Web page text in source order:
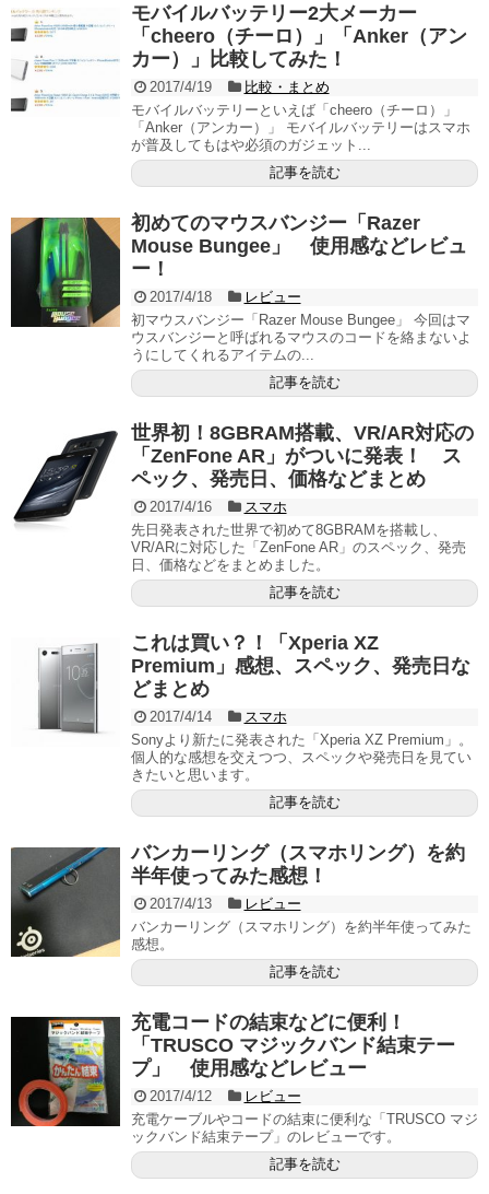
モバイルバッテリー2大メーカー
「cheero（チーロ）」「Anker（アン
カー）」比較してみた！
2017/4/19
比較・まとめ
モバイルバッテリーといえば「cheero（チーロ）」
「Anker（アンカー）」 モバイルバッテリーはスマホ
が普及してもはや必須のガジェット...
記事を読む
初めてのマウスバンジー「Razer
Mouse Bungee」 使用感などレビュ
ー！
2017/4/18
レビュー
初マウスバンジー「Razer Mouse Bungee」 今回はマ
ウスバンジーと呼ばれるマウスのコードを絡まないよ
うにしてくれるアイテムの...
記事を読む
世界初！8GBRAM搭載、VR/AR対応の
「ZenFone AR」がついに発表！ ス
ペック、発売日、価格などまとめ
2017/4/16
スマホ
先日発表された世界で初めて8GBRAMを搭載し、
VR/ARに対応した「ZenFone AR」のスペック、発売
日、価格などをまとめました。
記事を読む
これは買い？！「Xperia XZ
Premium」感想、スペック、発売日な
どまとめ
2017/4/14
スマホ
Sonyより新たに発表された「Xperia XZ Premium」。
個人的な感想を交えつつ、スペックや発売日を見てい
きたいと思います。
記事を読む
バンカーリング（スマホリング）を約
半年使ってみた感想！
2017/4/13
レビュー
バンカーリング（スマホリング）を約半年使ってみた
感想。
記事を読む
充電コードの結束などに便利！
「TRUSCO マジックバンド結束テー
プ」 使用感などレビュー
2017/4/12
レビュー
充電ケーブルやコードの結束に便利な「TRUSCO マジ
ックバンド結束テープ」のレビューです。
記事を読む